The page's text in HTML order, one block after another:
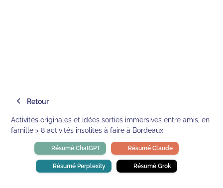
Retour
Activités originales et idées sorties immersives entre amis, en
famille > 8 activités insolites à faire à Bordeaux
Résumé ChatGPT Résumé Claude
Résumé Perplexity Résumé Grok